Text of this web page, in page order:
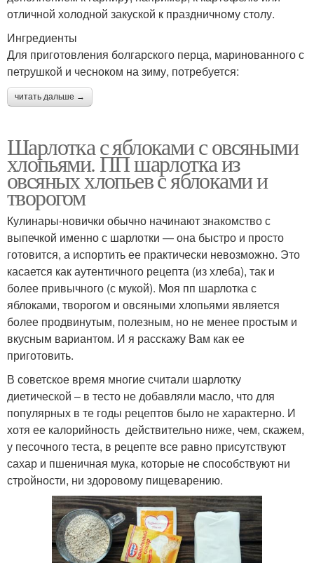
отличной холодной закуской к праздничному столу.
Ингредиенты
Для приготовления болгарского перца, маринованного с
петрушкой и чесноком на зиму, потребуется:
читать дальше →
Шарлотка с яблоками с овсяными
хлопьями. ПП шарлотка из
овсяных хлопьев с яблоками и
творогом
Кулинары-новички обычно начинают знакомство с
выпечкой именно с шарлотки — она быстро и просто
готовится, а испортить ее практически невозможно. Это
касается как аутентичного рецепта (из хлеба), так и
более привычного (с мукой). Моя пп шарлотка с
яблоками, творогом и овсяными хлопьями является
более продвинутым, полезным, но не менее простым и
вкусным вариантом. И я расскажу Вам как ее
приготовить.
В советское время многие считали шарлотку
диетической – в тесто не добавляли масло, что для
популярных в те годы рецептов было не характерно. И
хотя ее калорийность действительно ниже, чем, скажем,
у песочного теста, в рецепте все равно присутствуют
сахар и пшеничная мука, которые не способствуют ни
стройности, ни здоровому пищеварению.